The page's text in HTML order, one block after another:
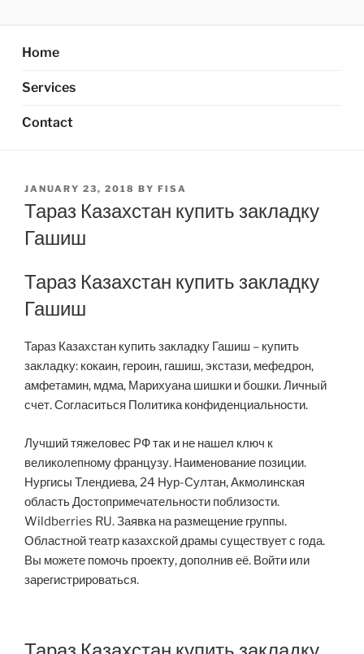
content
Home
Services
Contact
POSTED
ON
JANUARY 23, 2018 BY FISA
Тараз Казахстан купить закладку
Гашиш
Тараз Казахстан купить закладку
Гашиш
Тараз Казахстан купить закладку Гашиш – купить
закладку: кокаин, героин, гашиш, экстази, мефедрон,
амфетамин, мдма, Марихуана шишки и бошки. Личный
счет. Согласиться Политика конфиденциальности.
Лучший тяжеловес РФ так и не нашел ключ к
великолепному французу. Наименование позиции.
Нургисы Тлендиева, 24 Нур-Султан, Акмолинская
область Достопримечательности поблизости.
Wildberries RU. Заявка на размещение группы.
Областной театр казахской драмы существует с года.
Вы можете помочь проекту, дополнив её. Войти или
зарегистрироваться.